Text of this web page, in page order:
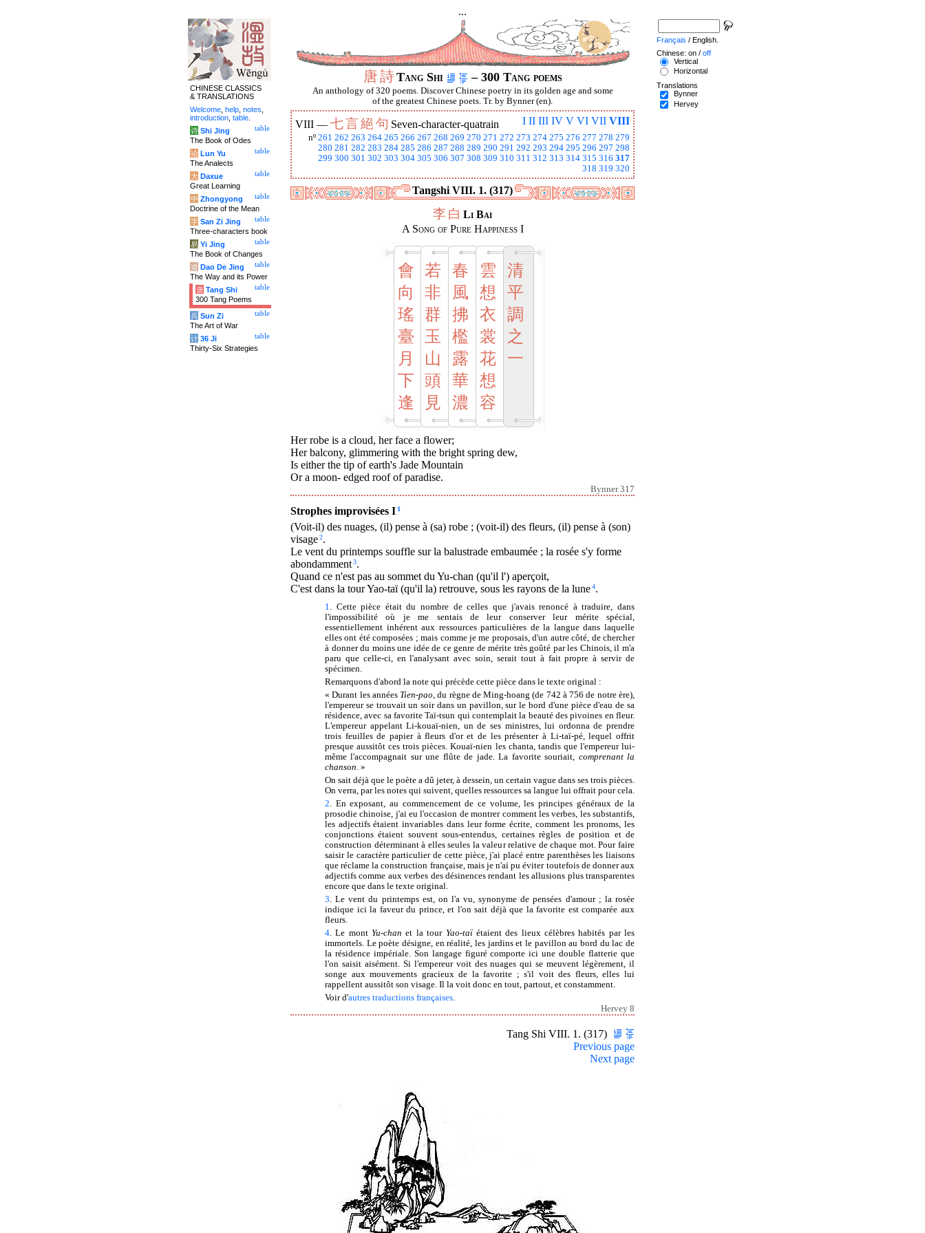
...
唐詩Tang Shi – 300 Tang poems
An anthology of 320 poems. Discover Chinese poetry in its golden age and some
of the greatest Chinese poets. Tr. by Bynner (en).
I II III IV V VI VII VIII
VIII — 七言絕句 Seven-character-quatrain
nº 261 262 263 264 265 266 267 268 269 270 271 272 273 274 275 276 277 278 279
280 281 282 283 284 285 286 287 288 289 290 291 292 293 294 295 296 297 298
299 300 301 302 303 304 305 306 307 308 309 310 311 312 313 314 315 316 317
318 319 320
Tangshi VIII. 1. (317)
李 白 Li Bai
A Song of Pure Happiness I
會
向
瑤
臺
月
下
逢
若
非
群
玉
山
頭
見
春
風
拂
檻
露
華
濃
雲
想
衣
裳
花
想
容
清
平
調
之
一
Her robe is a cloud, her face a flower;
Her balcony, glimmering with the bright spring dew,
Is either the tip of earth's Jade Mountain
Or a moon- edged roof of paradise.
Bynner 317
Strophes improvisées I 1
(Voit-il) des nuages, (il) pense à (sa) robe ; (voit-il) des fleurs, (il) pense à (son)
visage2.
Le vent du printemps souffle sur la balustrade embaumée ; la rosée s'y forme
abondamment3.
Quand ce n'est pas au sommet du Yu-chan (qu'il l') aperçoit,
C'est dans la tour Yao-taï (qu'il la) retrouve, sous les rayons de la lune4.
1. Cette pièce était du nombre de celles que j'avais renoncé à traduire, dans
l'impossibilité où je me sentais de leur conserver leur mérite spécial,
essentiellement inhérent aux ressources particulières de la langue dans laquelle
elles ont été composées ; mais comme je me proposais, d'un autre côté, de chercher
à donner du moins une idée de ce genre de mérite très goûté par les Chinois, il m'a
paru que celle-ci, en l'analysant avec soin, serait tout à fait propre à servir de
spécimen.
Remarquons d'abord la note qui précède cette pièce dans le texte original :
« Durant les années Tien-pao, du règne de Ming-hoang (de 742 à 756 de notre ère),
l'empereur se trouvait un soir dans un pavillon, sur le bord d'une pièce d'eau de sa
résidence, avec sa favorite Taï-tsun qui contemplait la beauté des pivoines en fleur.
L'empereur appelant Li-kouaï-nien, un de ses ministres, lui ordonna de prendre
trois feuilles de papier à fleurs d'or et de les présenter à Li-taï-pé, lequel offrit
presque aussitôt ces trois pièces. Kouaï-nien les chanta, tandis que l'empereur lui-
même l'accompagnait sur une flûte de jade. La favorite souriait, comprenant la
chanson. »
On sait déjà que le poète a dû jeter, à dessein, un certain vague dans ses trois pièces.
On verra, par les notes qui suivent, quelles ressources sa langue lui offrait pour cela.
2. En exposant, au commencement de ce volume, les principes généraux de la
prosodie chinoise, j'ai eu l'occasion de montrer comment les verbes, les substantifs,
les adjectifs étaient invariables dans leur forme écrite, comment les pronoms, les
conjonctions étaient souvent sous-entendus, certaines règles de position et de
construction déterminant à elles seules la valeur relative de chaque mot. Pour faire
saisir le caractère particulier de cette pièce, j'ai placé entre parenthèses les liaisons
que réclame la construction française, mais je n'ai pu éviter toutefois de donner aux
adjectifs comme aux verbes des désinences rendant les allusions plus transparentes
encore que dans le texte original.
3. Le vent du printemps est, on l'a vu, synonyme de pensées d'amour ; la rosée
indique ici la faveur du prince, et l'on sait déjà que la favorite est comparée aux
fleurs.
4. Le mont Yu-chan et la tour Yao-taïétaient des lieux célèbres habités par les
immortels. Le poète désigne, en réalité, les jardins et le pavillon au bord du lac de
la résidence impériale. Son langage figuré comporte ici une double flatterie que
l'on saisit aisément. Si l'empereur voit des nuages qui se meuvent légèrement, il
songe aux mouvements gracieux de la favorite ; s'il voit des fleurs, elles lui
rappellent aussitôt son visage. Il la voit donc en tout, partout, et constamment.
Voir d'autres traductions françaises.
Hervey 8
Tang Shi VIII. 1. (317)
Previous page
Next page
CHINESE CLASSICS
& TRANSLATIONS
Welcome help notes
introduction table
table
诗 Shi Jing
The Book of Odes
table
论 Lun Yu
The Analects
table
大 Daxue
Great Learning
table
中 Zhongyong
Doctrine of the Mean
table
字 San Zi Jing
Three-characters book
table
易 Yi Jing
The Book of Changes
table
道 Dao De Jing
The Way and its Power
table
唐 Tang Shi
300 Tang Poems
table
兵 Sun Zi
The Art of War
table
计 36 Ji
Thirty-Six Strategies
Français / English.
Chinese: on / off
Vertical
Horizontal
Translations
Bynner
Hervey